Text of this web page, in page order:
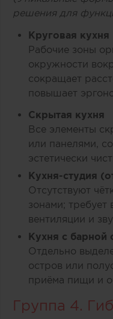
решения для
Круговая кухня
Рабочие зоны
окружности
сокращает
повышает
Скрытая кухня
Все элементы
или панелями,
эстетически
Кухня-студия
Отсутствуют
зонами; требует
вентиляции и
Кухня с барной
Отдельно
остров или
приёма пищи и
Группа 4.